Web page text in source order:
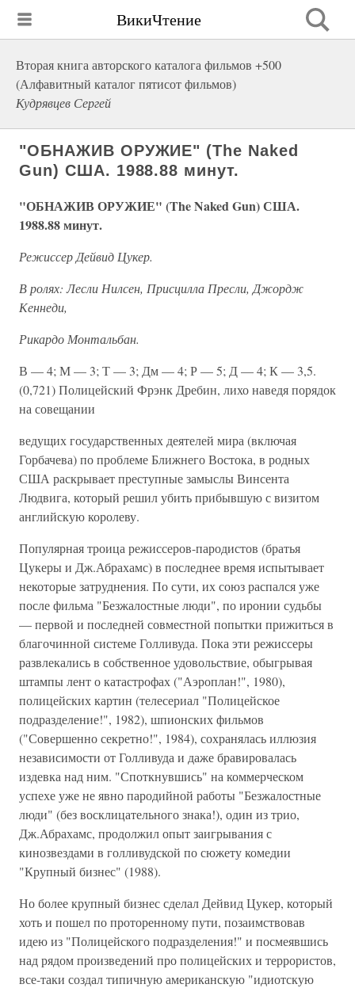
ВикиЧтение
Вторая книга авторского каталога фильмов +500
(Алфавитный каталог пятисот фильмов)
Кудрявцев Сергей
"ОБНАЖИВ ОРУЖИЕ" (The Naked
Gun) США. 1988.88 минут.
"ОБНАЖИВ ОРУЖИЕ" (The Naked Gun) США.
1988.88 минут.
Режиссер Дейвид Цукер.
В ролях: Лесли Нилсен, Присцилла Пресли, Джордж
Кеннеди,
Рикардо Монтальбан.
В — 4; М — 3; Т — 3; Дм — 4; Р — 5; Д — 4; К — 3,5.
(0,721) Полицейский Фрэнк Дребин, лихо наведя порядок
на совещании
ведущих государственных деятелей мира (включая
Горбачева) по проблеме Ближнего Востока, в родных
США раскрывает преступные замыслы Винсента
Людвига, который решил убить прибывшую с визитом
английскую королеву.
Популярная троица режиссеров-пародистов (братья
Цукеры и Дж.Абрахамс) в последнее время испытывает
некоторые затруднения. По сути, их союз распался уже
после фильма "Безжалостные люди", по иронии судьбы
— первой и последней совместной попытки прижиться в
благочинной системе Голливуда. Пока эти режиссеры
развлекались в собственное удовольствие, обыгрывая
штампы лент о катастрофах ("Аэроплан!", 1980),
полицейских картин (телесериал "Полицейское
подразделение!", 1982), шпионских фильмов
("Совершенно секретно!", 1984), сохранялась иллюзия
независимости от Голливуда и даже бравировалась
издевка над ним. "Споткнувшись" на коммерческом
успехе уже не явно пародийной работы "Безжалостные
люди" (без восклицательного знака!), один из трио,
Дж.Абрахамс, продолжил опыт заигрывания с
кинозвездами в голливудской по сюжету комедии
"Крупный бизнес" (1988).
Но более крупный бизнес сделал Дейвид Цукер, который
хоть и пошел по проторенному пути, позаимствовав
идею из "Полицейского подразделения!" и посмеявшись
над рядом произведений про полицейских и террористов,
все-таки создал типичную американскую "идиотскую